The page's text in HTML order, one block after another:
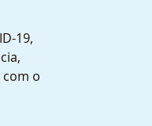
19,
o